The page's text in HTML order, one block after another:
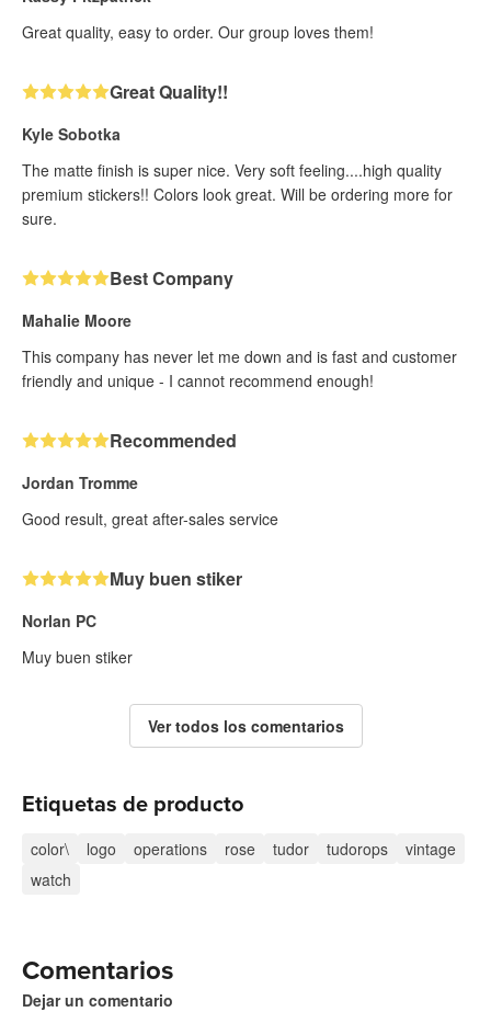
Great quality, easy to order. Our group loves them!
Great Quality!!
Kyle Sobotka
The matte finish is super nice. Very soft feeling....high quality
premium stickers!! Colors look great. Will be ordering more for
sure.
Best Company
Mahalie Moore
This company has never let me down and is fast and customer
friendly and unique - I cannot recommend enough!
Recommended
Jordan Tromme
Good result, great after-sales service
Muy buen stiker
Norlan PC
Muy buen stiker
Ver todos los comentarios
Etiquetas de producto
color\ logo operations rose tudor tudorops
vintage
watch
Comentarios
Dejar un comentario